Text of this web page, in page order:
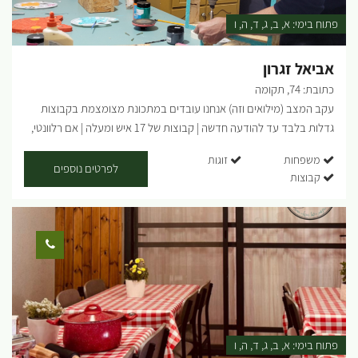
פתוח בימי: א ב ג ד ה ו
אביאל זגרון
כתובת: 74, תקומה
עקב המצב (מילואים וזה) אנחנו עובדים במתכונת מצומצמת בקבוצות
גדלות בלבד עד להודעה חדשה | קבוצות של 17 איש ומעלה | אם רלוונטי,
לסטודיו שלנו במושב תקומה, בו אני מעביר סדנת עץ חוויתית תוך לימוד
טכניקות שונות שתרכשו במהלך הסדנה - אנחנו נשייף נבריג ונצבע מוצר
עץ לבחירה מתוך מוצרים שונים: מדפים בצורות מיוחדות, ארגזי עץ
לאחסון, מתלים למפתחות, מוביילים, שעונים, אביזרים שונים לבית, לחדרי
ילדים ועוד. את המוצרים ניתן לקחת הביתה מיד בתום הסדנה. מתאים
לגילאי 6 ומעלה משך הסדנה כשעה מחיר: 155 ש"ח למשתתף...
משפחות
זוגות
קבוצות
לפרטים נוספים
פתוח בימי: א ב ג ד ה ו